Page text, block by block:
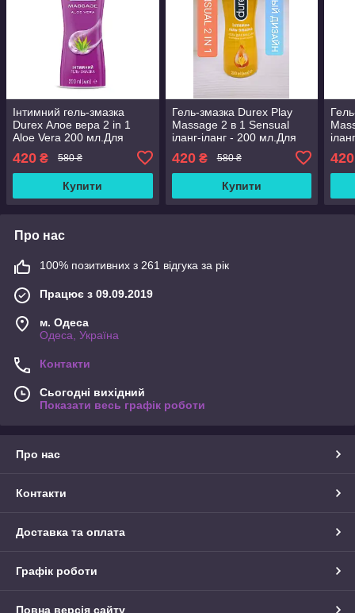
Інтимний гель-змазка
Durex Алое вера 2 in 1
Aloe Vera 200 мл.Для
Заспокоює й регенерує
420 ₴ 580 ₴
Купити
Гель-змазка Durex Play
Massage 2 в 1 Sensual
іланг-іланг - 200 мл.Для
420₴ 580 ₴
Купити
420
Про нас
100% позитивних з 261 відгука за рік
Працює з 09.09.2019
м. Одеса
Одеса, Україна
Контакти
Сьогодні вихідний
Показати весь графік роботи
Про нас
Контакти
Доставка та оплата
Графік роботи
Повна версія сайту